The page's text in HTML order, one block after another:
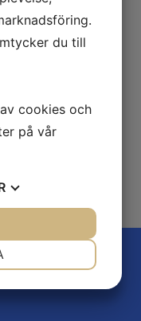
du till
cookies och
på vår